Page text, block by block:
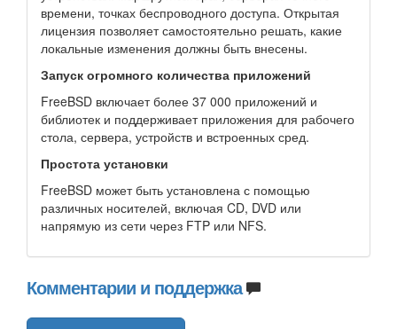
времени, точках беспроводного доступа. Открытая
лицензия позволяет самостоятельно решать, какие
локальные изменения должны быть внесены.
Запуск огромного количества приложений
FreeBSD включает более 37 000 приложений и
библиотек и поддерживает приложения для рабочего
стола, сервера, устройств и встроенных сред.
Простота установки
FreeBSD может быть установлена с помощью
различных носителей, включая CD, DVD или
напрямую из сети через FTP или NFS.
Комментарии и поддержка